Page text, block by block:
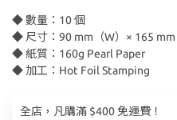
◆ 數量：10 個
◆ 尺寸：90 mm（W）× 165 mm
◆ 紙質：160g Pearl Paper
◆ 加工：Hot Foil Stamping
全店，凡購滿 $400 免運費！